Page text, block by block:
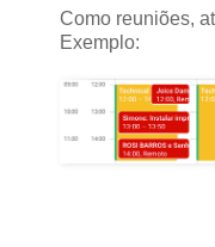
Como reuniões,
Exemplo: